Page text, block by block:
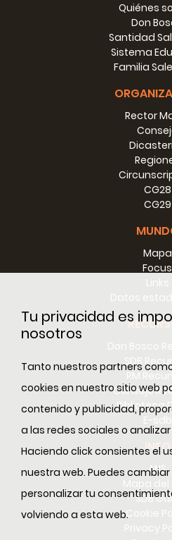
Tu privacidad es
nosotros
Tanto nuestros partners
cookies en nuestro sitio web
contenido y publicidad,
a las redes sociales o
Haciendo click consientes el
nuestra web. Puedes cambiar
personalizar tu
volviendo a esta web.
Quiénes
Don
Santidad
Sistema
Familia
Rector
CG28
CG29
Mapa
Focus
SDB
Consejo
Biblioteca
INFO
ANS
SDB
Cookie